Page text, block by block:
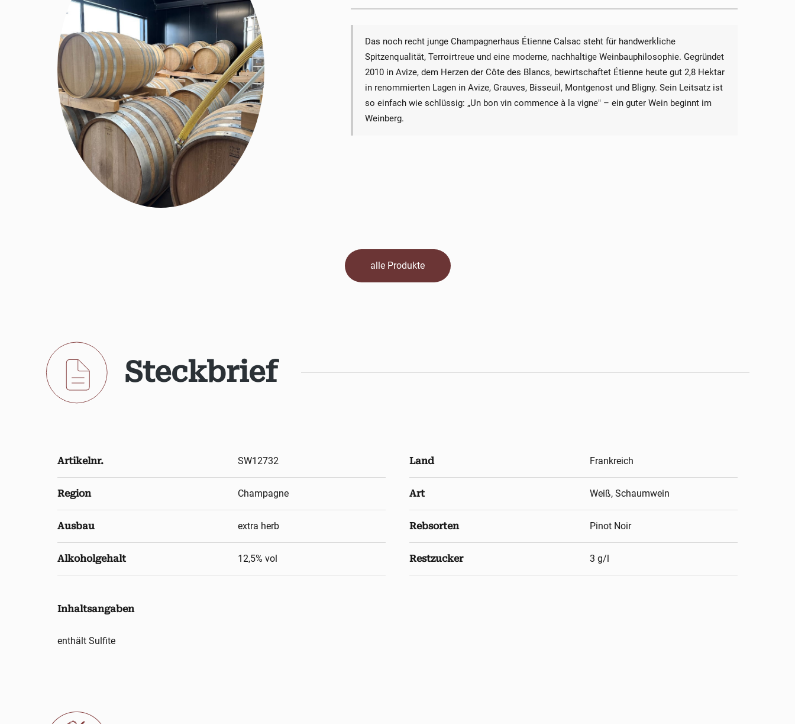
Das noch recht junge Champagnerhaus Étienne Calsac steht für handwerkliche
Spitzenqualität, Terroirtreue und eine moderne, nachhaltige Weinbauphilosophie. Gegründet
2010 in Avize, dem Herzen der Côte des Blancs, bewirtschaftet Étienne heute gut 2,8 Hektar
in renommierten Lagen in Avize, Grauves, Bisseuil, Montgenost und Bligny. Sein Leitsatz ist
so einfach wie schlüssig: „Un bon vin commence à la vigne" – ein guter Wein beginnt im
Weinberg.
alle Produkte
Steckbrief
Artikelnr. SW12732 Land Frankreich
Region Champagne Art Weiß, Schaumwein
Ausbau extra herb Rebsorten Pinot Noir
Alkoholgehalt 12,5% vol Restzucker 3 g/l
Inhaltsangaben
enthält Sulfite